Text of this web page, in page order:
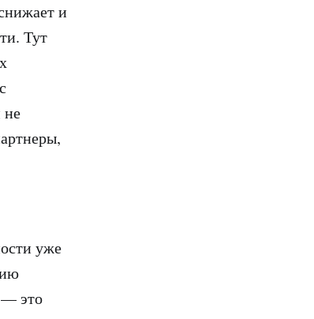
и
Тут
не
уже
— это